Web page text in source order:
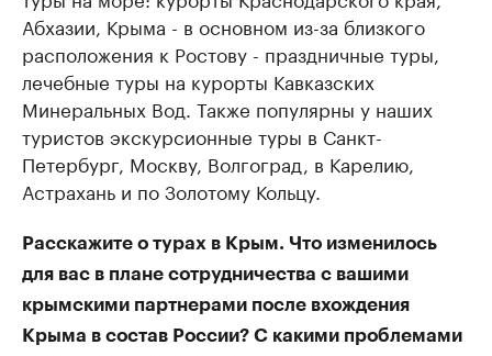
Абхазии, Крыма - в основном из-за близкого
расположения к Ростову - праздничные туры,
лечебные туры на курорты Кавказских
Минеральных Вод. Также популярны у наших
туристов экскурсионные туры в Санкт-
Петербург, Москву, Волгоград, в Карелию,
Астрахань и по Золотому Кольцу.
Расскажите о турах в Крым. Что изменилось
для вас в плане сотрудничества с вашими
крымскими партнерами после вхождения
Крыма в состав России? С какими проблемами